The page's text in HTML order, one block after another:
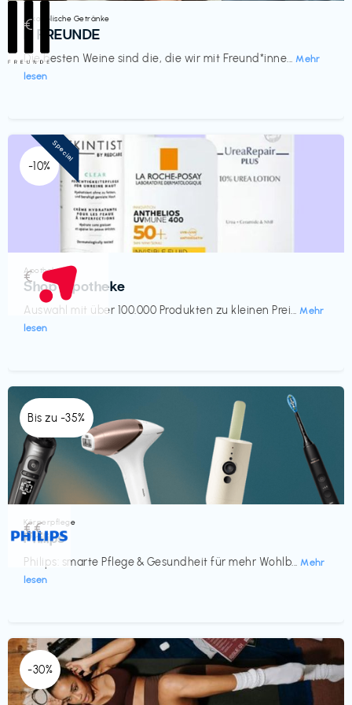
Alkoholische Getränke
III FREUNDE
Die besten Weine sind die, die wir mit Freund*inne... Mehr
lesen
€‎
-10%
Apotheke
Shop Apotheke
Auswahl mit über 100.000 Produkten zu kleinen Prei... Mehr
lesen
€‎
Special
Bis zu -35%
Körperpflege
Philips
Philips: smarte Pflege & Gesundheit für mehr Wohlb... Mehr
lesen
€€‎
-30%